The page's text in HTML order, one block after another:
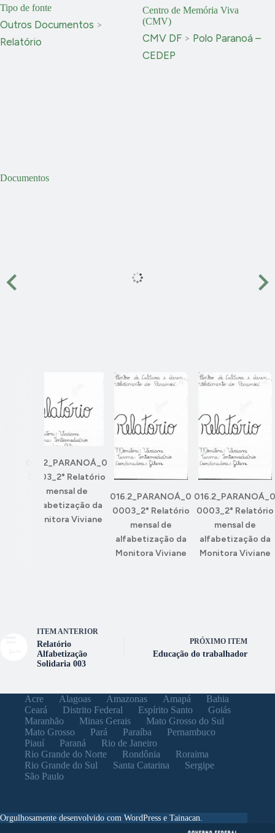
Documentos
016.2_PARANOÁ_0
0003_2° Relatório
mensal de
alfabetização da
Monitora Viviane
016.2_PARANOÁ_0
0003_2° Relatório
mensal de
alfabetização da
Monitora Viviane
016.2_PARANOÁ_0
0003_2° Relatório
mensal de
alfabetização da
Monitora Viviane
Tipo de fonte
Outros Documentos >
Relatório
Centro de Memória Viva
(CMV)
CMV DF > Polo Paranoá –
CEDEP
ITEM ANTERIOR
Relatório
Alfabetização
Solidaria 003
PRÓXIMO ITEM
Educação do trabalhador
Acre Alagoas Amazonas Amapá
Bahia
Ceará
Distrito Federal Espírito Santo
Goiás
Maranhão
Minas Gerais
Mato Grosso do Sul
Mato Grosso
Pará Paraíba
Pernambuco
Piauí
Paraná
Rio de Janeiro
Rio Grande do Norte
Rondônia
Roraima
Rio Grande do Sul
Santa Catarina
Sergipe
São Paulo
Orgulhosamente desenvolvido com WordPress e Tainacan.